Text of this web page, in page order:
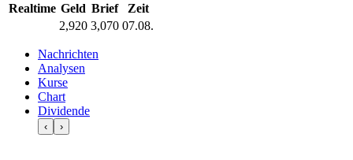
Realtime Geld Brief
Zeit
2,920 3,070 07.08.
Nachrichten
Analysen
Kurse
Chart
Dividende
‹ ›